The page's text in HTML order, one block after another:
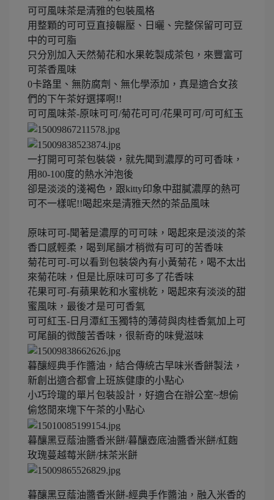
可可風味茶是清雅的包裝風格
用整顆的可可豆直接輾壓、日曬、完整保留可可豆
中的可可脂
只分別加入天然菊花和水果乾製成茶包，來豐富可
可茶香風味
0卡路里、無防腐劑、無化學添加，真是適合女孩
們的下午茶好選擇啊!!
可可風味茶-原味可可/菊花可可/花果可可/可可紅玉
一打開可可茶包裝袋，就先聞到濃厚的可可香味，
用80-100度的熱水沖泡後
卻是淡淡的淺褐色，跟kitty印象中甜膩濃厚的熱可
可不一樣呢!!喝起來是清雅天然的茶品風味
原味可可-聞著是濃厚的可可味，喝起來是淡淡的茶
香口感輕柔，喝到尾韻才稍微有可可的苦香味
菊花可可-可以看到包裝袋內有小黃菊花，喝不太出
來菊花味，但是比原味可可多了花香味
花果可可-有蘋果乾和水蜜桃乾，喝起來有淡淡的甜
蜜風味，最後才是可可香氣
可可紅玉-日月潭紅玉獨特的薄荷與肉桂香氣加上可
可尾韻的微酸苦香味，很新奇的味覺滋味
暮釀經典手作醬油，結合傳統古早味米香餅製法，
新創出適合都會上班族健康的小點心
小巧玲瓏的單片包裝設計，好適合在辦公室~想偷
偷悠閒來塊下午茶的小點心
暮釀黑豆蔭油醬香米餅/暮釀壺底油醬香米餅/紅麴
玫瑰蔓越莓米餅/抹茶米餅
暮釀黑豆蔭油醬香米餅-經典手作醬油，融入米香的